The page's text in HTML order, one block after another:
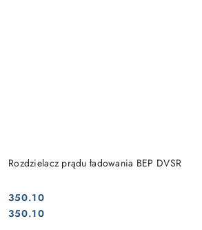
Rozdzielacz prądu ładowania BEP DVSR
Cena:
350.10
Cena:
350.10